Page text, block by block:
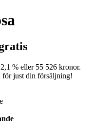
2,1 % eller 55 526 kronor.
just din försäljning!